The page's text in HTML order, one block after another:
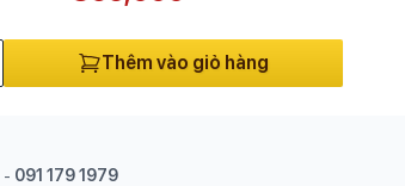
Thêm vào giỏ hàng
- 091 179 1979